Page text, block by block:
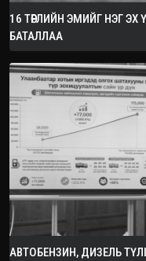
16 ТӨРЛИЙН ЭМИЙГ НЭГ
БАТАЛЛАА
АВТОБЕНЗИН, ДИЗЕЛЬ